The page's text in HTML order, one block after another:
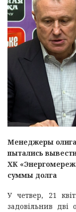
Менеджеры
пытались
ХК
суммы долга
У четвер, 21
задовільнив дві